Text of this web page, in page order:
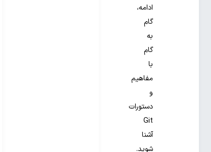
ادامه،
گام
به
گام
با
مفاهیم
و
دستورات
Git
آشنا
شوید.